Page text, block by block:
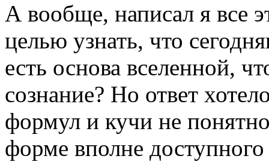
А вообще, написал я все
целью узнать, что
есть основа вселенной,
сознание? Но ответ
формул и кучи не
форме вполне